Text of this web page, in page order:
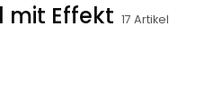
mit Effekt 17 Artikel